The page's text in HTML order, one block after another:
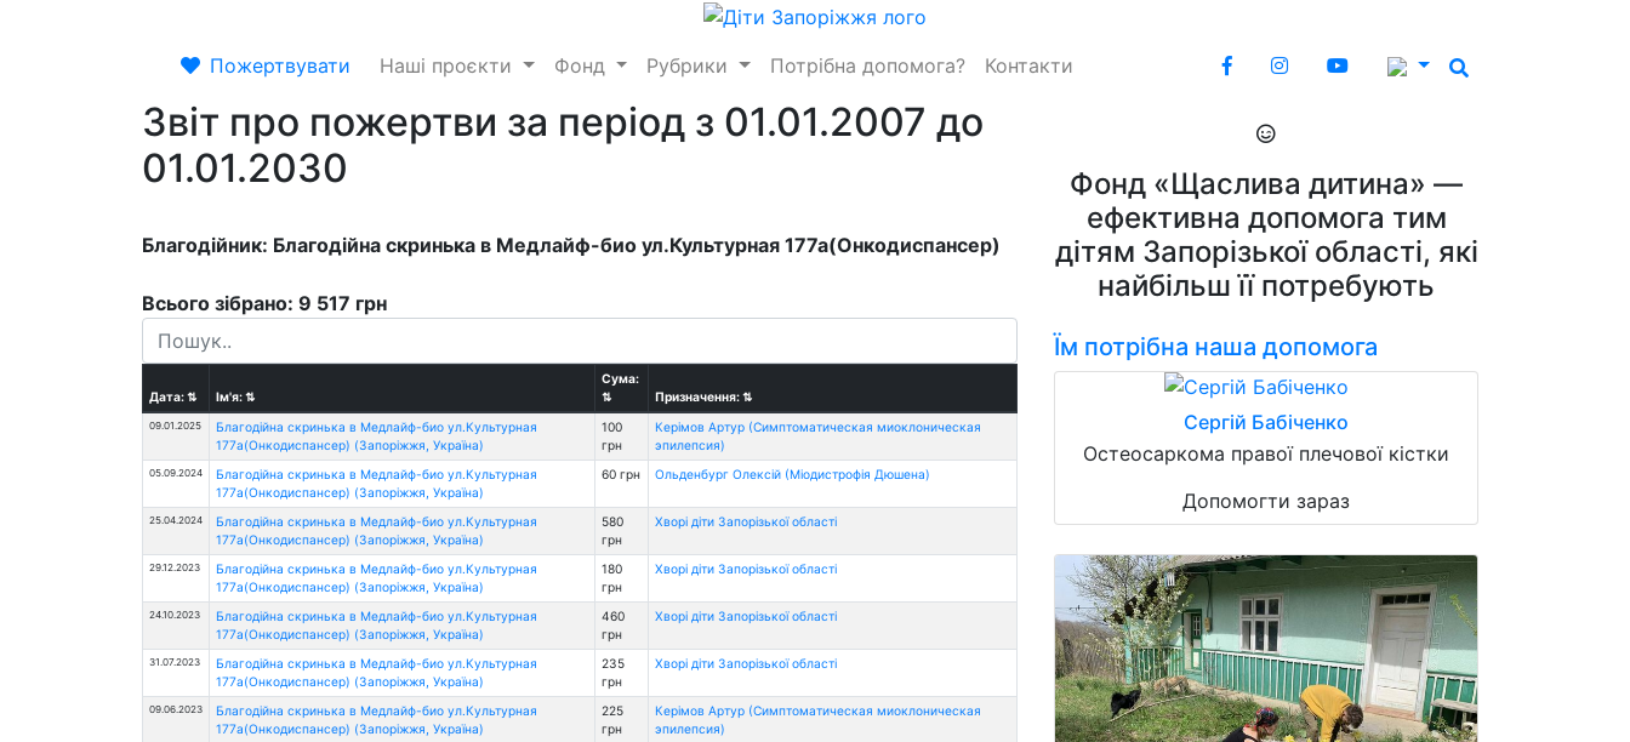
Пожертвувати Наші проєкти Фонд Рубрики Потрібна допомога? Контакти
Звіт про пожертви за період з 01.01.2007 до
01.01.2030
Благодійник: Благодійна скринька в Медлайф-био ул.Культурная 177а(Онкодиспансер)
Всього зібрано: 9 517 грн
Дата:⇅ Ім'я:⇅
Сума:
⇅
Призначення:⇅
09.01.2025
Благодійна скринька в Медлайф-био ул.Культурная
177а(Онкодиспансер) (Запоріжжя, Україна)
100
грн
Керімов Артур (Симптоматическая миоклоническая
эпилепсия)
05.09.2024
Благодійна скринька в Медлайф-био ул.Культурная
177а(Онкодиспансер) (Запоріжжя, Україна)
60 грн Ольденбург Олексій (Міодистрофія Дюшена)
25.04.2024
Благодійна скринька в Медлайф-био ул.Культурная
177а(Онкодиспансер) (Запоріжжя, Україна)
580
грн
Хворі діти Запорізької області
29.12.2023
Благодійна скринька в Медлайф-био ул.Культурная
177а(Онкодиспансер) (Запоріжжя, Україна)
180
грн
Хворі діти Запорізької області
24.10.2023
Благодійна скринька в Медлайф-био ул.Культурная
177а(Онкодиспансер) (Запоріжжя, Україна)
460
грн
Хворі діти Запорізької області
31.07.2023
Благодійна скринька в Медлайф-био ул.Культурная
177а(Онкодиспансер) (Запоріжжя, Україна)
235
грн
Хворі діти Запорізької області
09.06.2023
Благодійна скринька в Медлайф-био ул.Культурная
177а(Онкодиспансер) (Запоріжжя, Україна)
225
грн
Керімов Артур (Симптоматическая миоклоническая
эпилепсия)
Фонд «Щаслива дитина» —
ефективна допомога тим
дітям Запорізької області, які
найбільш її потребують
Їм потрібна наша допомога
Сергій Бабіченко
Остеосаркома правої плечової кістки
Допомогти зараз